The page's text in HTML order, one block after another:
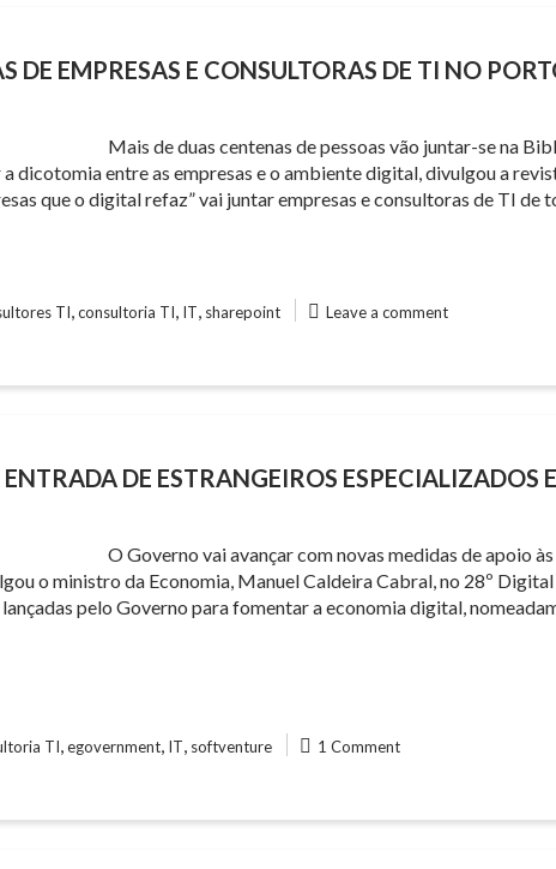
DE EMPRESAS E CONSULTORAS DE TI NO
Mais de duas centenas de pessoas vão juntar-se na
dicotomia entre as empresas e o ambiente digital, divulgou a
que o digital refaz” vai juntar empresas e consultoras de TI de
TI,consultoria TI, IT, sharepoint Leave a comment
DE ESTRANGEIROS ESPECIALIZADOS
O Governo vai avançar com novas medidas de apoio
o ministro da Economia, Manuel Caldeira Cabral, no 28º
pelo Governo para fomentar a economia digital,
TI,egovernment, IT, softventure 1 Comment